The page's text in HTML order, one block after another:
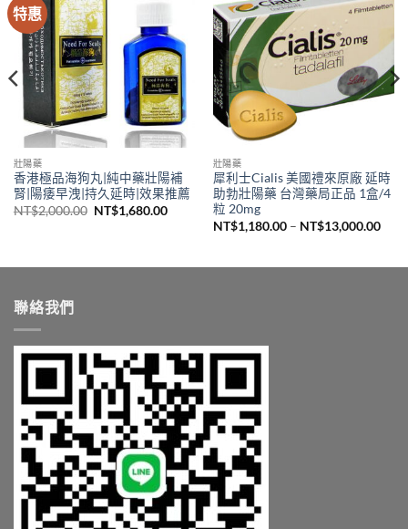
特惠
壯陽藥
香港極品海狗丸|純中藥壯陽補
腎|陽痿早洩|持久延時|效果推薦
NT$2,000.00 原
NT$1,680.00目
壯陽藥
犀利士Cialis 美國禮來原廠 延時
助勃壯陽藥 台灣藥局正品 1盒/4
粒 20mg
NT$1,180.00 – NT$13,000.00價
聯絡我們